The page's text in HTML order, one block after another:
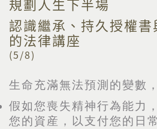
規劃人生下半場
認識繼承、持久授權
的法律講座
(5/8)
生命充滿無法預測的變數
假如您喪失精神行為能力
您的資産，以支付您的日